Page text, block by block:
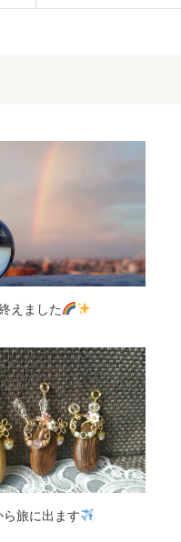
えました
旅に出ます